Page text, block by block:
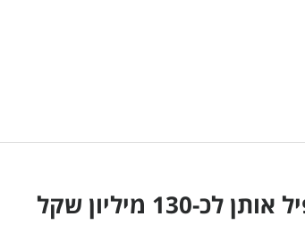
מיליון שקל